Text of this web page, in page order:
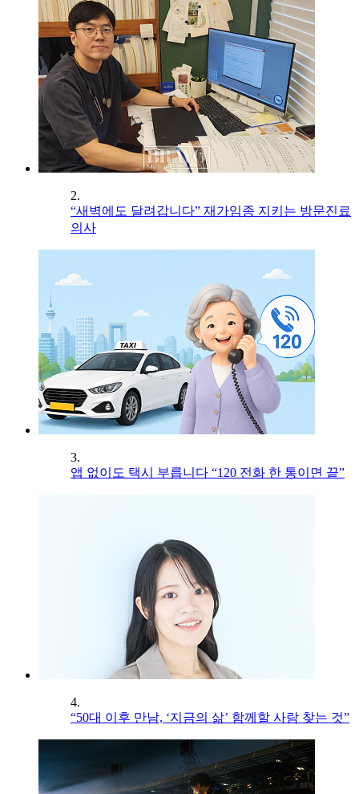
2.
“새벽에도 달려갑니다” 재가임종 지키는 방문진료
의사
3.
앱 없이도 택시 부릅니다 “120 전화 한 통이면 끝”
4.
“50대 이후 만남, ‘지금의 삶’ 함께할 사람 찾는 것”